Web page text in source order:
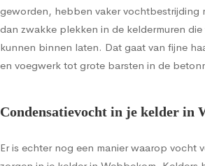
geworden, hebben vaker vochtbestrijding
dan zwakke plekken in de keldermuren
kunnen binnen laten. Dat gaat van fijne
en voegwerk tot grote barsten in de
Condensatievocht in je kelder in
Er is echter nog een manier waarop vocht